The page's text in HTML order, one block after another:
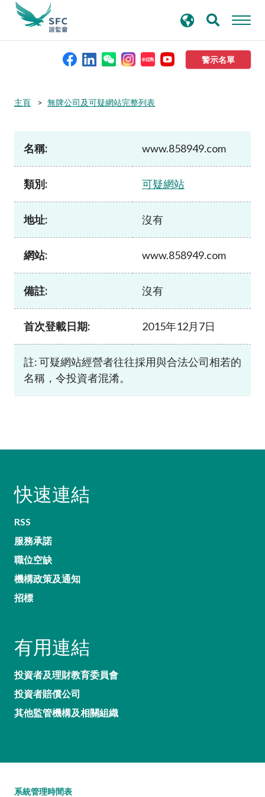
警示名單
本會簡介
規則及標準
資料庫
新聞稿及公布
加入本會
尋
主頁 無牌公司及可疑網站完整列表
名稱: www.858949.com
類別: 可疑網站
地址: 沒有
網站: www.858949.com
備註: 沒有
首次登載日期: 2015年12月7日
註: 可疑網站經營者往往採用與合法公司相若的
名稱，令投資者混淆。
快速連結
RSS
服務承諾
職位空缺
機構政策及通知
招標
有用連結
投資者及理財教育委員會
投資者賠償公司
其他監管機構及相關組織
系統管理時間表